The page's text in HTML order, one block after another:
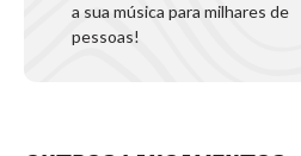
a sua música para milhares de
pessoas!